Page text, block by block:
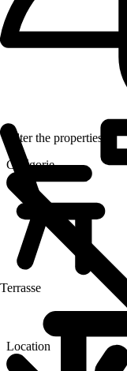
Filter the properties
Catégorie
Location
Terrasse